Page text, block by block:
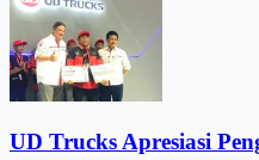
UD Trucks Apresiasi